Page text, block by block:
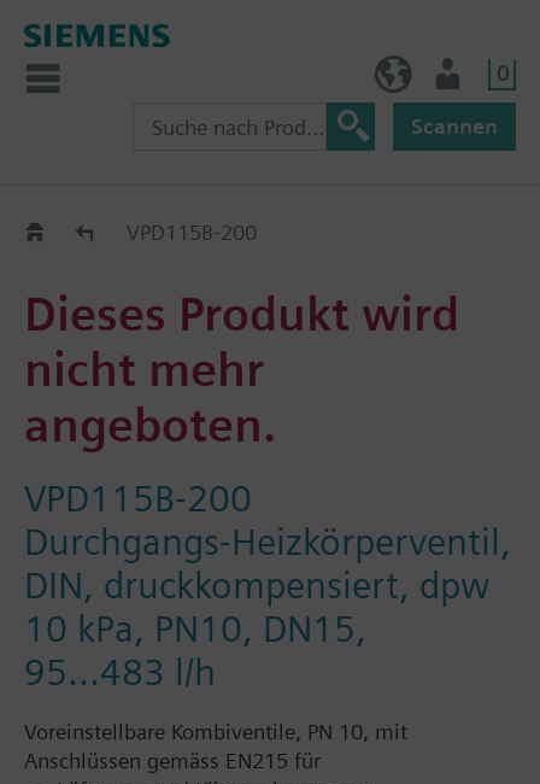
0
Scannen
Austauschhilfe
VPD115B-200
Dieses Produkt wird
nicht mehr
angeboten.
VPD115B-200
Durchgangs-Heizkörperventil,
DIN, druckkompensiert, dpw
10 kPa, PN10, DN15,
95...483 l/h
Voreinstellbare Kombiventile, PN 10, mit
Anschlüssen gemäss EN215 für